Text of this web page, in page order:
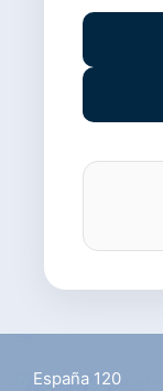
España 120